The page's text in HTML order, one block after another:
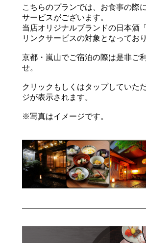
こちらのプランでは、お食事の際
サービスがございます。
当店オリジナルブランドの日本酒
リンクサービスの対象となっており
京都・嵐山でご宿泊の際は是非ご
せ。
クリックもしくはタップしていた
ジが表示されます。
※写真はイメージです。